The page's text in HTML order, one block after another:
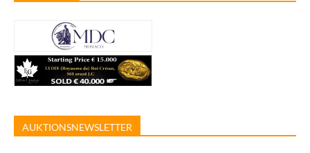
AUKTIONSNEWSLETTER